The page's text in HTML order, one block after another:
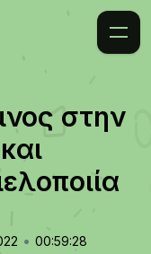
στην
• 00:59:28